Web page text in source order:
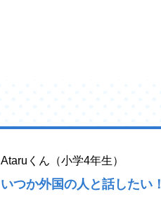
Ataruくん（小学4年生）
いつか外国の人と話したい！